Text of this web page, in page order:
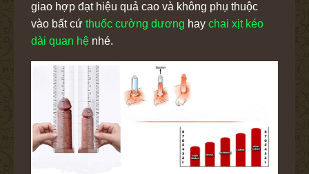
giao hợp đạt hiệu quả cao và không phụ thuộc
vào bất cứ thuốc cường dương hay chai xịt kéo
dài quan hệ nhé.